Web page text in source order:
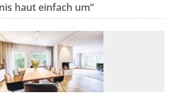
haut einfach um“